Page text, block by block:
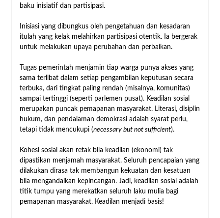
baku inisiatif dan partisipasi.
Inisiasi yang dibungkus oleh pengetahuan dan kesadaran
itulah yang kelak melahirkan partisipasi otentik. Ia bergerak
untuk melakukan upaya perubahan dan perbaikan.
Tugas pemerintah menjamin tiap warga punya akses yang
sama terlibat dalam setiap pengambilan keputusan secara
terbuka, dari tingkat paling rendah (misalnya, komunitas)
sampai tertinggi (seperti parlemen pusat). Keadilan sosial
merupakan puncak pemapanan masyarakat. Literasi, disiplin
hukum, dan pendalaman demokrasi adalah syarat perlu,
tetapi tidak mencukupi (necessary but not sufficient).
Kohesi sosial akan retak bila keadilan (ekonomi) tak
dipastikan menjamah masyarakat. Seluruh pencapaian yang
dilakukan dirasa tak membangun kekuatan dan kesatuan
bila mengandaikan kepincangan. Jadi, keadilan sosial adalah
titik tumpu yang merekatkan seluruh laku mulia bagi
pemapanan masyarakat. Keadilan menjadi basis!